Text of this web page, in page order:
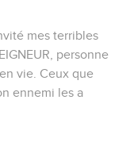
mes terribles
personne
vie. Ceux que
ennemi les a